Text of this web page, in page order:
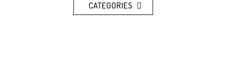
CATEGORIES